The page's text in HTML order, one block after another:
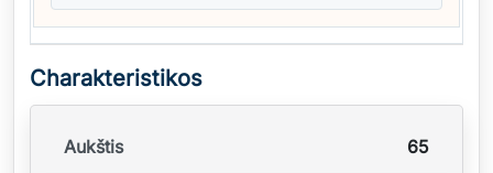
Charakteristikos
Aukštis 65